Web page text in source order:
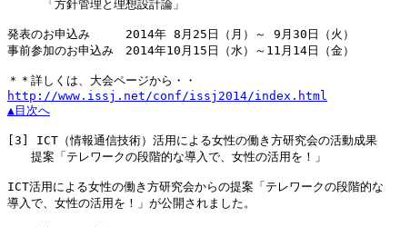
「方針管理と理想設計論」
発表のお申込み　　　2014年 8月25日（月）～ 9月30日（火）
事前参加のお申込み　2014年10月15日（水）～11月14日（金）
http://www.issj.net/conf/issj2014/index.html
▲目次へ
[3]
ICT（情報通信技術）活用による女性の働き方研究会の活動成果
提案「テレワークの段階的な導入で、女性の活用を！」
ICT活用による女性の働き方研究会からの提案「テレワークの段階的な
導入で、女性の活用を！」が公開されました。